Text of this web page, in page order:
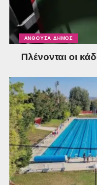
ΑΝΘΟΎΣΑ ΔΉΜΟΣ
Πλένονται οι